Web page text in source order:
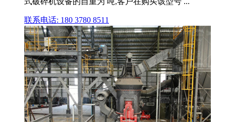
联系电话: 180 3780 8511